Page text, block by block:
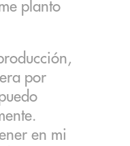
planto
por
en mi